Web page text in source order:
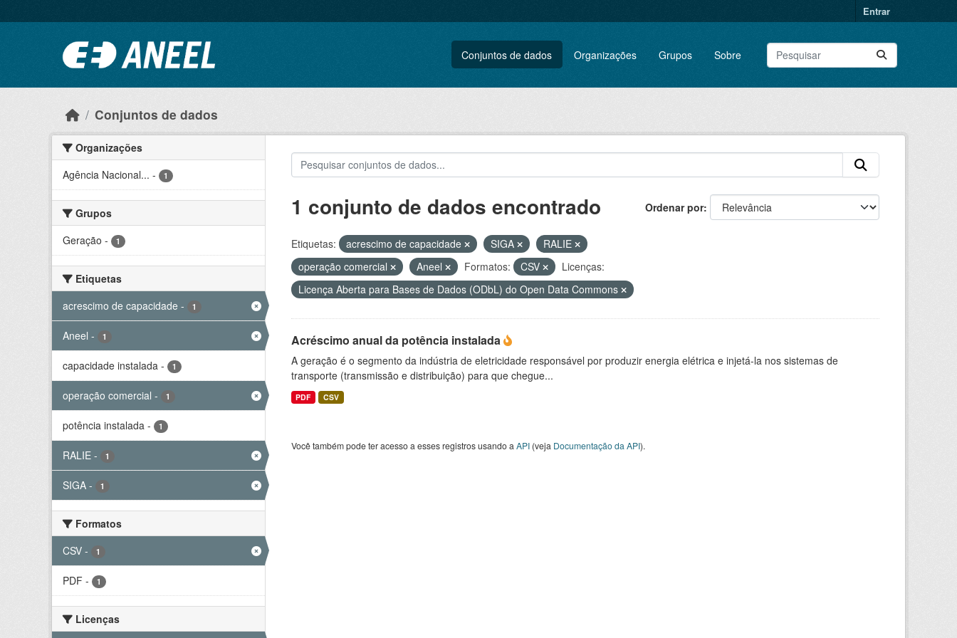
Entrar
Conjuntos de dados Organizações Grupos Sobre
Conjuntos de dados
Organizações
Agência Nacional... - 1
Grupos
Geração - 1
Etiquetas
acrescimo de capacidade - 1
Aneel - 1
capacidade instalada - 1
operação comercial - 1
potência instalada - 1
RALIE - 1
SIGA - 1
Formatos
CSV - 1
PDF - 1
Licenças
Ordenar por
1 conjunto de dados encontrado
Etiquetas: acrescimo de capacidade SIGA
RALIE
operação comercial
Aneel Formatos: CSV
Licenças:
Licença Aberta para Bases de Dados (ODbL) do Open Data Commons
Acréscimo anual da potência instalada
A geração é o segmento da indústria de eletricidade responsável por produzir energia elétrica e injetá-la nos sistemas de
transporte (transmissão e distribuição) para que chegue...
PDF CSV
Você também pode ter acesso a esses registros usando a API(veja Documentação da API).